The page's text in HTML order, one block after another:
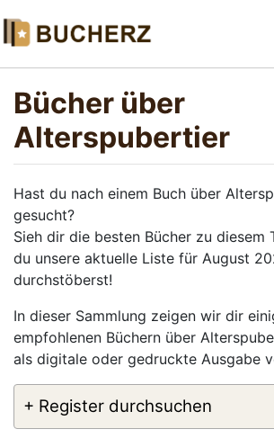
Bücher über
Alterspubertier
Hast du nach einem Buch über
gesucht?
Sieh dir die besten Bücher zu diesem
du unsere aktuelle Liste für August
durchstöberst!
In dieser Sammlung zeigen wir dir
empfohlenen Büchern über
als digitale oder gedruckte Ausgabe
+ Register durchsuchen